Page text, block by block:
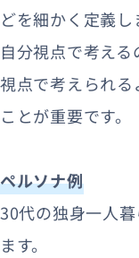
どを細かく定義し
自分視点で考え
視点で考えられ
ことが重要です。
ペルソナ例
30代の独身一人
ます。